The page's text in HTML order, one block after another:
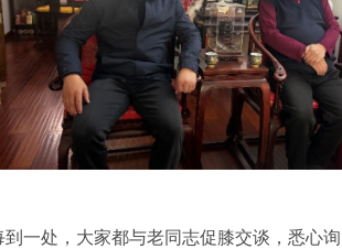
到一处，大家都与老同志促膝交谈，悉心